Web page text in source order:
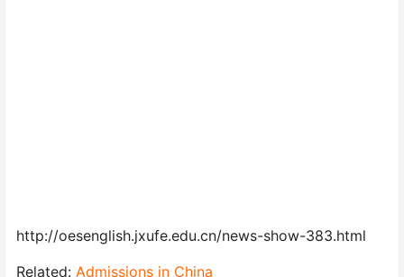
http://oesenglish.jxufe.edu.cn/news-show-383.html
Related: Admissions in China